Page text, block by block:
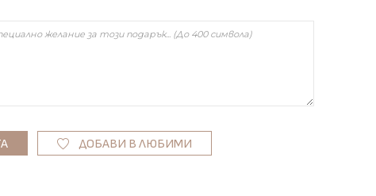
ДОБАВИ В ЛЮБИМИ